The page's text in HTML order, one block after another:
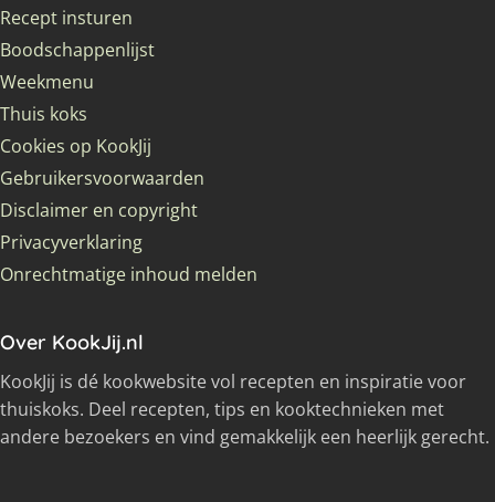
Recept insturen
Boodschappenlijst
Weekmenu
Thuis koks
Cookies op KookJij
Gebruikersvoorwaarden
Disclaimer en copyright
Privacyverklaring
Onrechtmatige inhoud melden
Over KookJij.nl
KookJij is dé kookwebsite vol recepten en inspiratie voor
thuiskoks. Deel recepten, tips en kooktechnieken met
andere bezoekers en vind gemakkelijk een heerlijk gerecht.